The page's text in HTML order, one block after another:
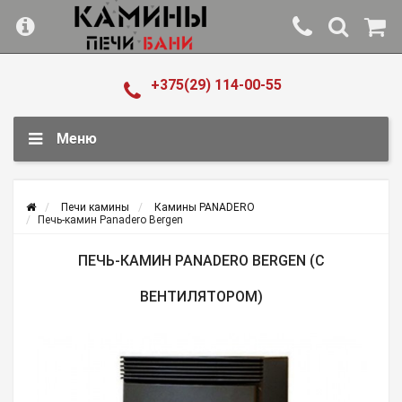
+375(29) 114-00-55
Меню
Печи камины
Камины PANADERO
Печь-камин Panadero Bergen
ПЕЧЬ-КАМИН PANADERO BERGEN (С
ВЕНТИЛЯТОРОМ)